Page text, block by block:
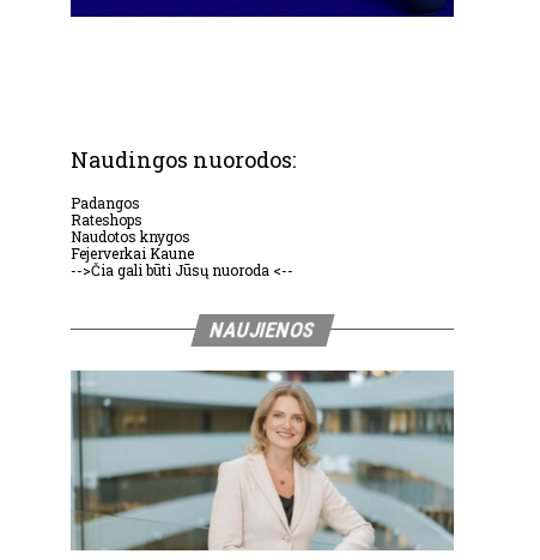
Naudingos nuorodos:
Padangos
Rateshops
Naudotos knygos
Fejerverkai Kaune
-->Čia gali būti Jūsų nuoroda <--
NAUJIENOS